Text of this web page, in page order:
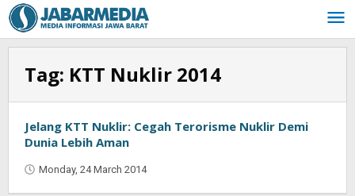
Skip
to
content
Tag: KTT Nuklir 2014
Jelang KTT Nuklir: Cegah Terorisme Nuklir Demi
Dunia Lebih Aman
Monday, 24 March 2014